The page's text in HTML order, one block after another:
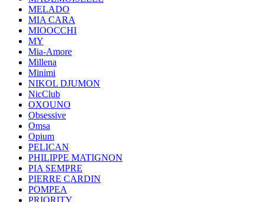
MELADO
MIA CARA
MIOOCCHI
MY
Mia-Amore
Millena
Minimi
NIKOL DJUMON
NicClub
OXOUNO
Obsessive
Omsa
Opium
PELICAN
PHILIPPE MATIGNON
PIA SEMPRE
PIERRE CARDIN
POMPEA
PRIORITY